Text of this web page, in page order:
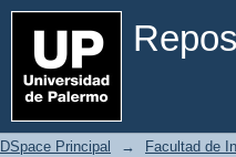
Buscar
DSpace Principal → Facultad de